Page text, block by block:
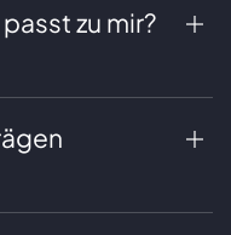
zu mir?